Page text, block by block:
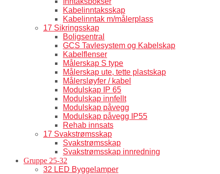
Kabelinntaksskap
Kabelinntak m/målerplass
17 Sikringsskap
Boligsentral
GCS Tavlesystem og Kabelskap
Kabelflenser
Målerskap S type
Målerskap ute, tette plastskap
Målersløyfer / kabel
Modulskap IP 65
Modulskap innfellt
Modulskap påvegg
Modulskap påvegg IP55
Rehab innsats
17 Svakstrømsskap
Svakstrømsskap
Svakstrømsskap innredning
Gruppe 25-32
32 LED Byggelamper